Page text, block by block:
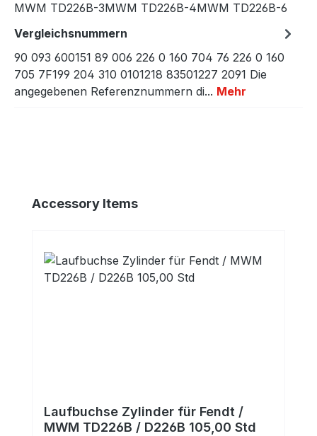
MWM TD226B-3MWM TD226B-4MWM TD226B-6
Vergleichsnummern
90 093 600151 89 006 226 0 160 704 76 226 0 160
705 7F199 204 310 0101218 83501227 2091 Die
angegebenen Referenznummern di... Mehr
Produktgalerie überspringen
Accessory Items
Laufbuchse Zylinder für Fendt /
MWM TD226B / D226B 105,00 Std